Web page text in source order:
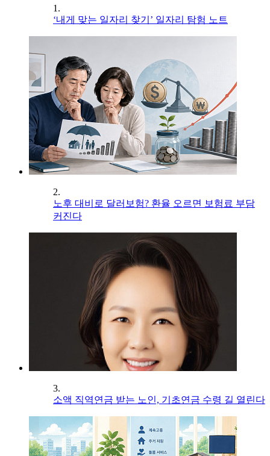
1.
‘내게 맞는 일자리 찾기’ 일자리 탐험 노트
2.
노후 대비로 달러보험? 환율 오르면 보험료 부담
커진다
3.
소액 직역연금 받는 노인, 기초연금 수령 길 열린다